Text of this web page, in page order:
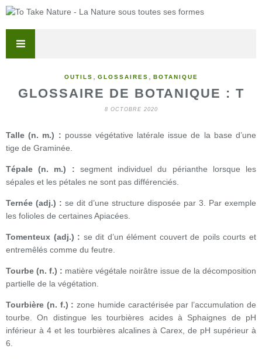
OUTILS GLOSSAIRES BOTANIQUE
GLOSSAIRE DE BOTANIQUE : T
8 OCTOBRE 2020
Talle (n. m.) : pousse végétative latérale issue de la base d’une
tige de Graminée.
Tépale (n. m.) : segment individuel du périanthe lorsque les
sépales et les pétales ne sont pas différenciés.
Ternée (adj.) : se dit d’une structure disposée par 3. Par exemple
les folioles de certaines Apiacées.
Tomenteux (adj.) : se dit d’un élément couvert de poils courts et
entremêlés comme du feutre.
Tourbe (n. f.) : matière végétale noirâtre issue de la décomposition
partielle de la végétation.
Tourbière (n. f.) :zone humide caractérisée par l’accumulation de
tourbe. On distingue les tourbières acides à Sphaignes de pH
inférieur à 4 et les tourbières alcalines à Carex, de pH supérieur à
6.